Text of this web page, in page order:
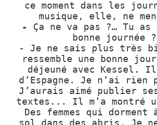
ce moment dans les
musique, elle, ne
- Ça ne va pas ?… Tu as
bonne journée ?
- Je ne sais plus très
ressemble une bonne
déjeuné avec Kessel.
d’Espagne. Je n’ai rien
J’aurais aimé publier
textes... Il m’a montré
Des femmes qui dorment
sol dans des abris. Je